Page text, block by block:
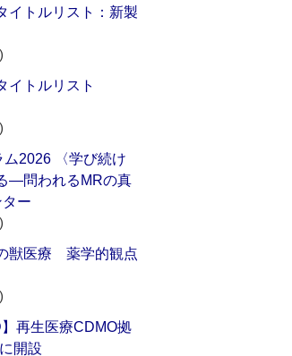
イトルリスト：新製
イトルリスト
2026 〈学び続け
―問われるMRの真
ー
獣医療 薬学的観点
】再生医療CDMO拠
開設